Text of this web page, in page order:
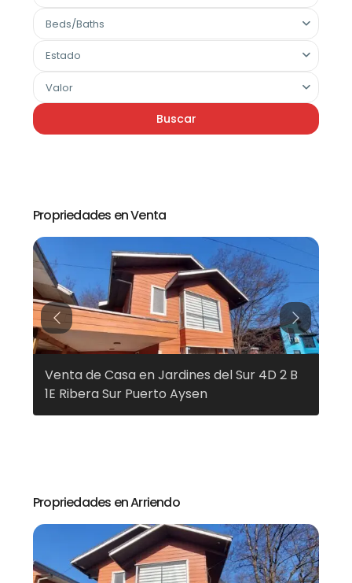
Beds/Baths
Estado
Valor
Buscar
Propriedades en Venta
Venta de Casa en Jardines del Sur 4D 2 B
1E Ribera Sur Puerto Aysen
Previous Next
Propriedades en Arriendo